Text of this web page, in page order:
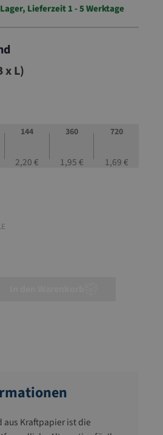
Lieferzeit 1 - 5 Werktage
x L)
144
2,20 €
360
1,95 €
720
1,69 €
den gewünschten Wert
aus Kraftpapier ist die